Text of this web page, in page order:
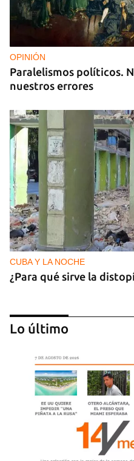
OPINIÓN
Paralelismos políticos.
nuestros errores
CUBA Y LA NOCHE
¿Para qué sirve la
Lo último